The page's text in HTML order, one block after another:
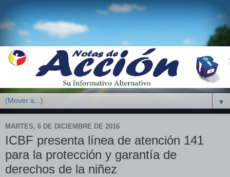
▼
MARTES, 6 DE DICIEMBRE DE 2016
ICBF presenta línea de atención 141
para la protección y garantía de
derechos de la niñez